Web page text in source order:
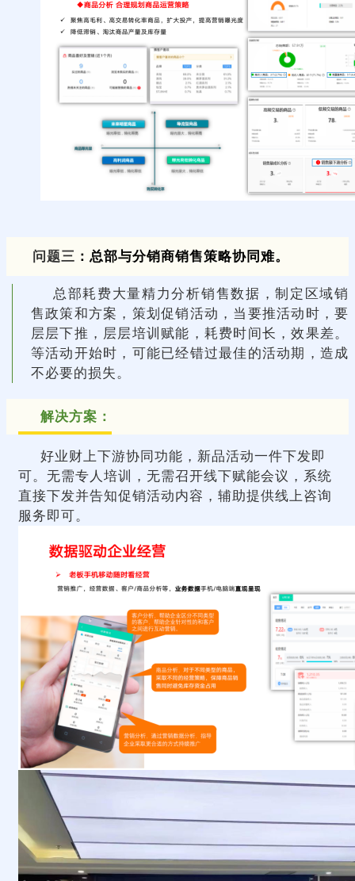
问题三 ：总部与分销商销售策略协同难。
总部耗费大量精力分析销售数据，制定区域销
售政策和方案，策划促销活动，当要推活动时，要
层层下推，层层培训赋能，耗费时间长，效果差。
等活动开始时，可能已经错过最佳的活动期，造成
不必要的损失。
解决方案：
好业财上下游协同功能，新品活动一件下发即
可。无需专人培训，无需召开线下赋能会议，系统
直接下发并告知促销活动内容，辅助提供线上咨询
服务即可。